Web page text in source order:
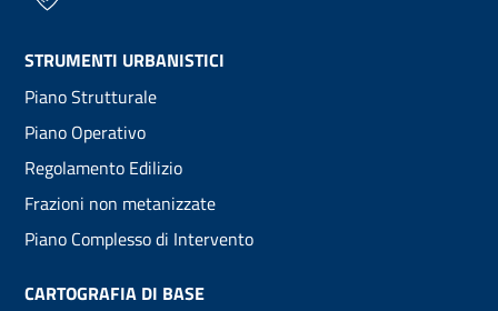
Footer
menu
STRUMENTI URBANISTICI
Piano Strutturale
Piano Operativo
Regolamento Edilizio
Frazioni non metanizzate
Piano Complesso di Intervento
CARTOGRAFIA DI BASE